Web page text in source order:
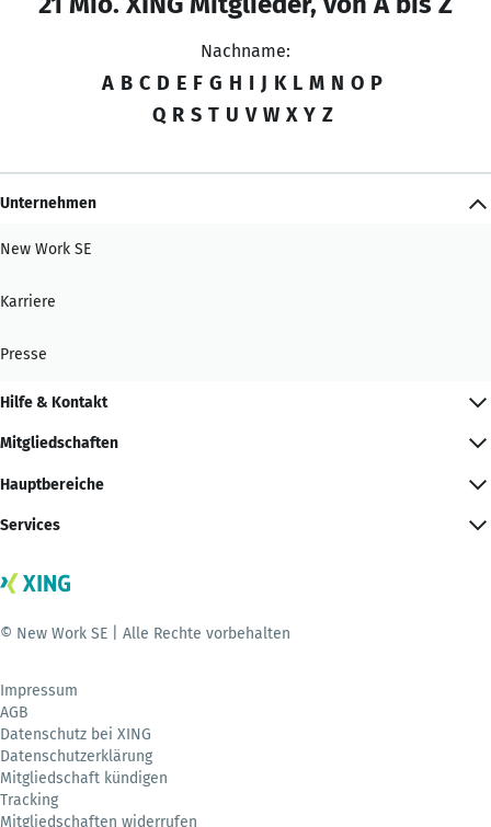
Nachname:
A B C D E F G H I J K L M N O P
Q R S T U V W X Y Z
Unternehmen
New Work SE
Karriere
Presse
Hilfe & Kontakt
Mitgliedschaften
Hauptbereiche
Services
© New Work SE | Alle Rechte vorbehalten
Impressum
AGB
Datenschutz bei XING
Datenschutzerklärung
Mitgliedschaft kündigen
Tracking
Mitgliedschaften widerrufen